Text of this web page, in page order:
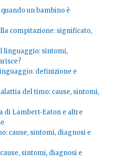
un bambino è
compitazione: significato,
linguaggio: sintomi,
definizione e
del timo: cause, sintomi,
di Lambert-Eaton e altre
cause, sintomi, diagnosi e
sintomi, diagnosi e